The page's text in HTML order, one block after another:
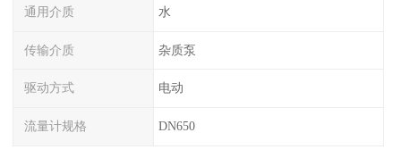
通用介质 水
传输介质 杂质泵
驱动方式 电动
流量计规格 DN650